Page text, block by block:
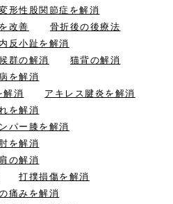
形性股関節症を解消
改善
骨折後の後療法
内反小趾を解消
群の解消
猫背の解消
を解消
解消
アキレス腱炎を解消
を解消
パー膝を解消
を解消
の解消
打撲損傷を解消
痛みを解消